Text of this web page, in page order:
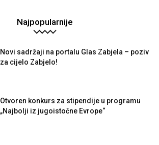
Najpopularnije
Novi sadržaji na portalu Glas Zabjela – poziv
za cijelo Zabjelo!
Otvoren konkurs za stipendije u programu
„Najbolji iz jugoistočne Evrope“